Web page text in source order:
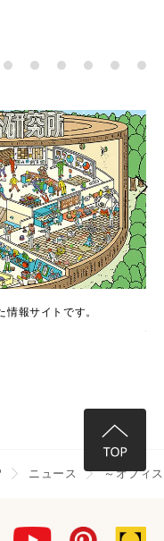
報サイトです。
ニュース ～オフィ